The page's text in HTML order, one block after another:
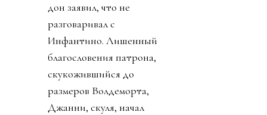
дон заявил, что не
разговаривал с
Инфантино. Лишенный
благословения патрона,
скукожившийся до
размеров Волдеморта,
Джанни, скуля, начал